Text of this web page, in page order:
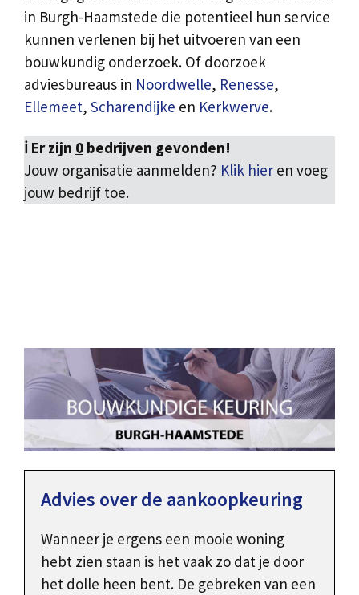
in Burgh-Haamstede die potentieel hun service
kunnen verlenen bij het uitvoeren van een
bouwkundig onderzoek. Of doorzoek
adviesbureaus in Noordwelle, Renesse,
Ellemeet, Scharendijke en Kerkwerve.
ℹ️ Er zijn 0 bedrijven gevonden!
Jouw organisatie aanmelden? Klik hier en voeg
jouw bedrijf toe.
Advies over de aankoopkeuring
Wanneer je ergens een mooie woning
hebt zien staan is het vaak zo dat je door
het dolle heen bent. De gebreken van een